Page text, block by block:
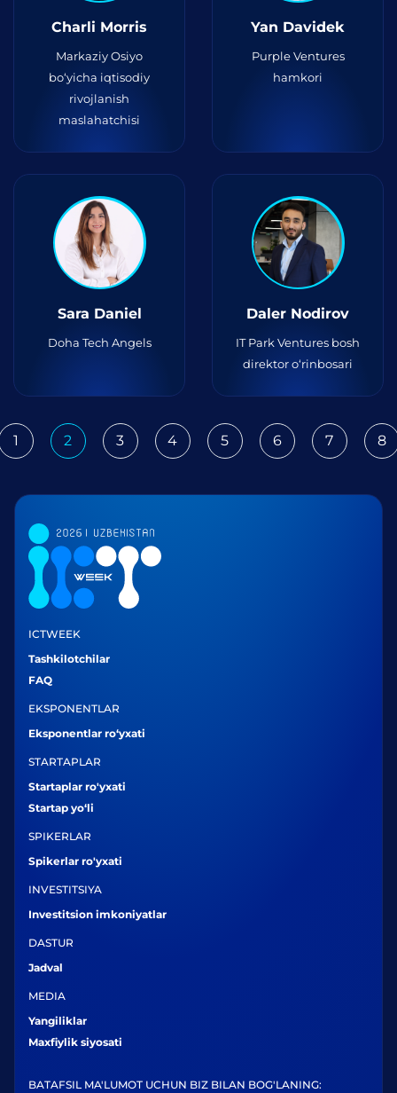
Charli Morris
Markaziy Osiyo
bo‘yicha iqtisodiy
rivojlanish
maslahatchisi
Yan Davidek
Purple Ventures
hamkori
Sara Daniel
Doha Tech Angels
Daler Nodirov
IT Park Ventures bosh
direktor o‘rinbosari
1 2 3 4 5 6 7 8
ICTWEEK
Tashkilotchilar
FAQ
EKSPONENTLAR
Eksponentlar ro‘yxati
STARTAPLAR
Startaplar ro'yxati
Startap yo‘li
SPIKERLAR
Spikerlar ro'yxati
INVESTITSIYA
Investitsion imkoniyatlar
DASTUR
Jadval
MEDIA
Yangiliklar
Maxfiylik siyosati
BATAFSIL MA'LUMOT UCHUN BIZ BILAN BOG'LANING: